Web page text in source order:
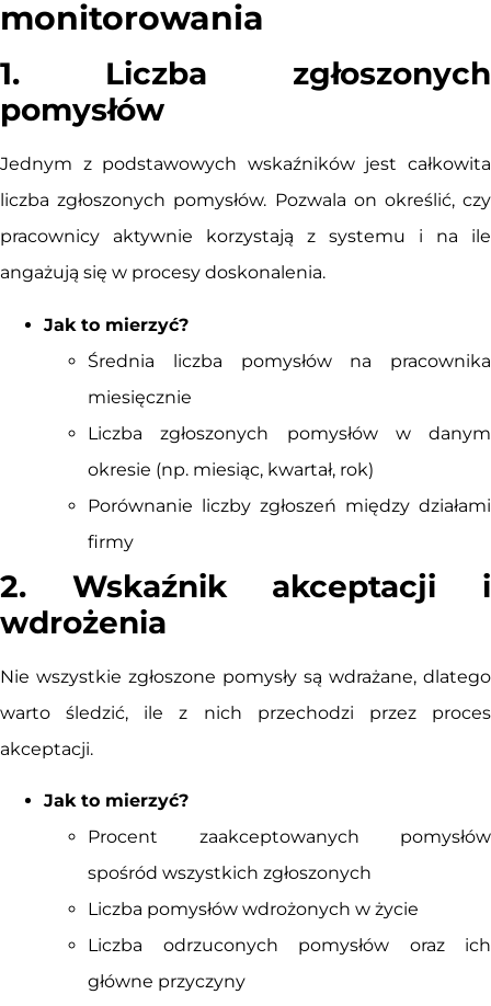
monitorowania
1. Liczba zgłoszonych
pomysłów
Jednym z podstawowych wskaźników jest całkowita
liczba zgłoszonych pomysłów. Pozwala on określić, czy
pracownicy aktywnie korzystają z systemu i na ile
angażują się w procesy doskonalenia.
Jak to mierzyć?
Średnia liczba pomysłów na pracownika
miesięcznie
Liczba zgłoszonych pomysłów w danym
okresie (np. miesiąc, kwartał, rok)
Porównanie liczby zgłoszeń między działami
firmy
2. Wskaźnik akceptacji i
wdrożenia
Nie wszystkie zgłoszone pomysły są wdrażane, dlatego
warto śledzić, ile z nich przechodzi przez proces
akceptacji.
Jak to mierzyć?
Procent zaakceptowanych pomysłów
spośród wszystkich zgłoszonych
Liczba pomysłów wdrożonych w życie
Liczba odrzuconych pomysłów oraz ich
główne przyczyny